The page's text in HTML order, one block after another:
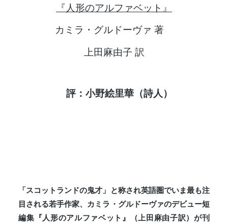
『人形のアルファベット』
カミラ・グルドーヴァ 著
上田麻由子 訳
評：小野絵里華（詩人）
「スコットランドの鬼才」と称され英語圏でいま最も注
目される若手作家、カミラ・グルドーヴァのデビュー短
編集『人形のアルファベット』（上田麻由子訳）が刊